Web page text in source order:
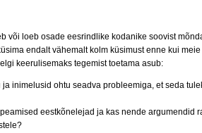
või loeb osade eesrindlike kodanike soovist
endalt vähemalt kolm küsimust enne kui
keerulisemaks tegemist toetama asub:
ja inimelusid ohtu seadva probleemiga, et seda
eestkõnelejad ja kas nende argumendid